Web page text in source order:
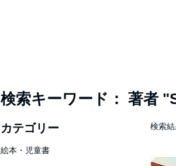
検索キーワード： 著者
カテゴリー
絵本・児童書
検索